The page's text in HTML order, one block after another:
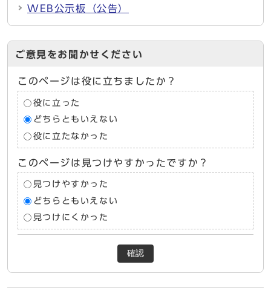
WEB公示板（公告）
ご意見をお聞かせください
このページは役に立ちましたか？
役に立った
どちらともいえない
役に立たなかった
このページは見つけやすかったですか？
見つけやすかった
どちらともいえない
見つけにくかった
確認